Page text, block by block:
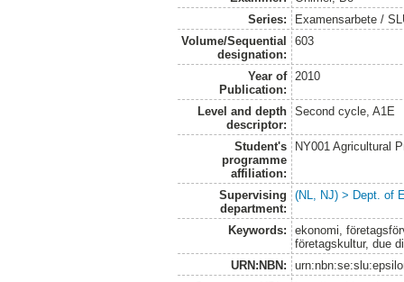
Series:
Examensarbete /
Volume/Sequential
designation:
603
Year of
Publication:
2010
Level and depth
descriptor:
Second cycle, A1E
Student's
programme
affiliation:
NY001 Agricultural
Supervising
department:
(NL, NJ) > Dept. of
Keywords:
ekonomi,
företagskultur, due
URN:NBN: